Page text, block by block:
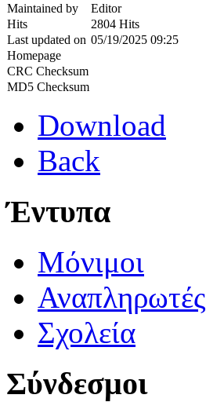
Maintained by
Editor
Hits
2804 Hits
Last updated on 05/19/2025 09:25
Homepage
CRC Checksum
MD5 Checksum
Download
Back
Έντυπα
Μόνιμοι
Αναπληρωτές
Σχολεία
Σύνδεσμοι